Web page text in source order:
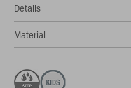
Details
Material